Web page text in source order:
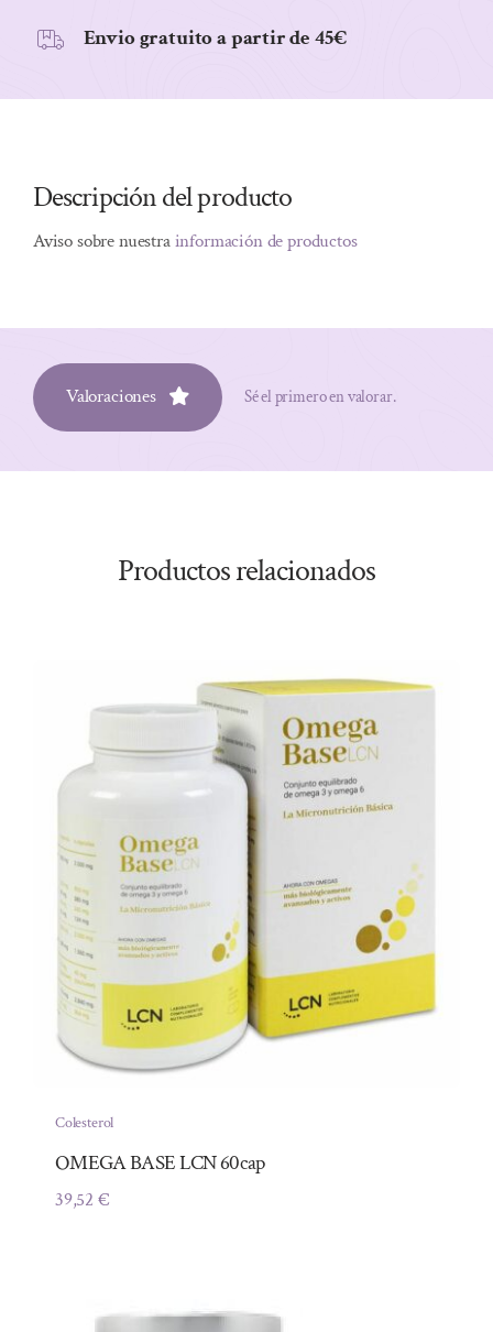
Envio gratuito a partir de 45€
Descripción del producto
Aviso sobre nuestrainformación de productos
Valoraciones Sé el primero en valorar.
Productos relacionados
Colesterol
OMEGA BASE LCN 60cap
39,52 €